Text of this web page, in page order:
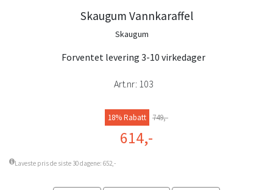
Skaugum Vannkaraffel
Skaugum
Forventet levering 3-10 virkedager
Art.nr: 103
18% Rabatt 749,-
614,-
Laveste pris de siste 30 dagene: 652,-